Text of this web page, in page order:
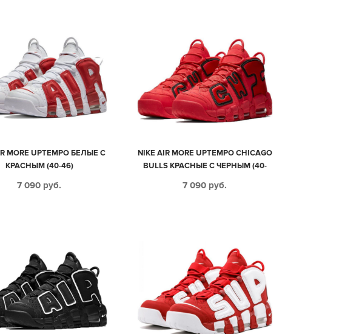
MORE UPTEMPO БЕЛЫЕ С
КРАСНЫМ (40-46)
7 090 руб.
NIKE AIR MORE UPTEMPO CHICAGO
BULLS КРАСНЫЕ С ЧЕРНЫМ (40-
7 090 руб.